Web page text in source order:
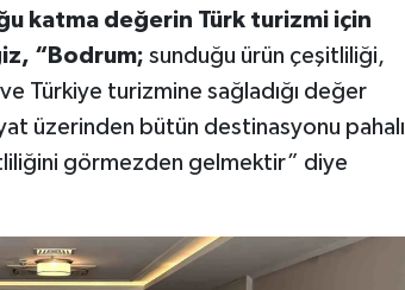
katma değerin Türk turizmi için
“Bodrum; sunduğu ürün çeşitliliği,
Türkiye turizmine sağladığı değer
üzerinden bütün destinasyonu pahalı
görmezden gelmektir” diye